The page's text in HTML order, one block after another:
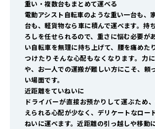
重い・複数台もまとめて運べる
電動アシスト自転車のような重い一台も、
台も、軽貨物なら車に積んで運べます。持
ろしを任せられるので、重さに悩む必要が
い自転車を無理に持ち上げて、腰を痛めた
つけたり――そんな心配もなくなります。力
や、お一人での運搬が難しい方にこそ、頼
い場面です。
近距離をていねいに
ドライバーが直接お預かりして運ぶため
えられる心配が少なく、デリケートなロー
ねいに運べます。近距離の引っ越しや移動